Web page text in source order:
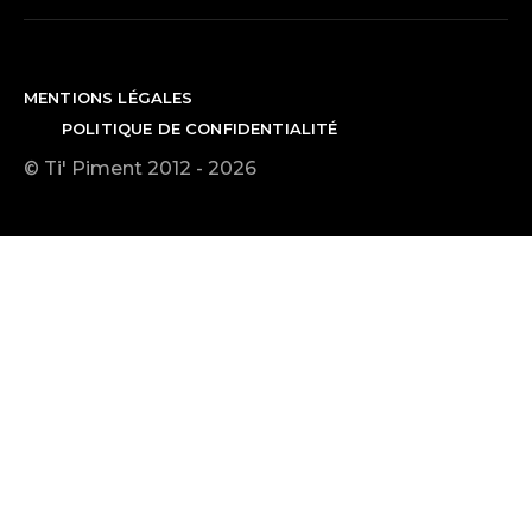
MENTIONS LÉGALES
POLITIQUE DE CONFIDENTIALITÉ
© Ti' Piment 2012 - 2026